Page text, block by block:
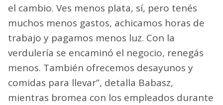
el cambio. Ves menos plata, sí, pero tenés
muchos menos gastos, achicamos horas de
trabajo y pagamos menos luz. Con la
verdulería se encaminó el negocio, renegás
menos. También ofrecemos desayunos y
comidas para llevar”, detalla Babasz,
mientras bromea con los empleados durante